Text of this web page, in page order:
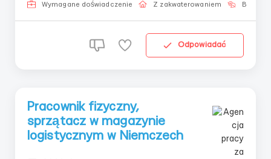
200 godz./mies.).DOKUMENTY...
Wymagane doświadczenie Z zakwaterowaniem Bez
Odpowiadać
Pracownik fizyczny,
sprzątacz w magazynie
logistycznym w Niemczech